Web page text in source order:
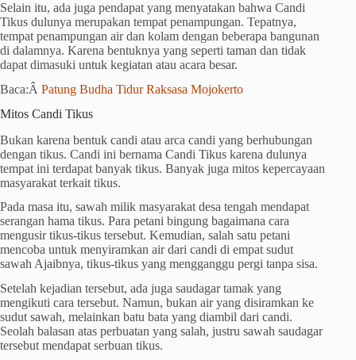
Selain itu, ada juga pendapat yang menyatakan bahwa Candi
Tikus dulunya merupakan tempat penampungan. Tepatnya,
tempat penampungan air dan kolam dengan beberapa bangunan
di dalamnya. Karena bentuknya yang seperti taman dan tidak
dapat dimasuki untuk kegiatan atau acara besar.
Baca:Â Patung Budha Tidur Raksasa Mojokerto
Mitos Candi Tikus
Bukan karena bentuk candi atau arca candi yang berhubungan
dengan tikus. Candi ini bernama Candi Tikus karena dulunya
tempat ini terdapat banyak tikus. Banyak juga mitos kepercayaan
masyarakat terkait tikus.
Pada masa itu, sawah milik masyarakat desa tengah mendapat
serangan hama tikus. Para petani bingung bagaimana cara
mengusir tikus-tikus tersebut. Kemudian, salah satu petani
mencoba untuk menyiramkan air dari candi di empat sudut
sawah Ajaibnya, tikus-tikus yang mengganggu pergi tanpa sisa.
Setelah kejadian tersebut, ada juga saudagar tamak yang
mengikuti cara tersebut. Namun, bukan air yang disiramkan ke
sudut sawah, melainkan batu bata yang diambil dari candi.
Seolah balasan atas perbuatan yang salah, justru sawah saudagar
tersebut mendapat serbuan tikus.